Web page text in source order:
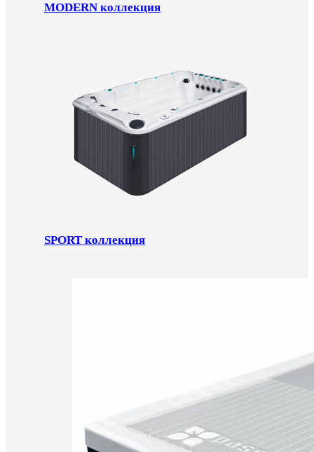
MODERN коллекция
SPORT коллекция